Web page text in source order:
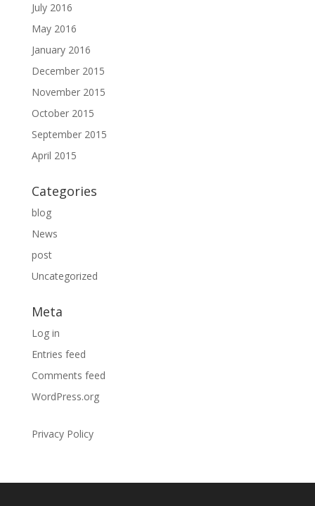
July 2016
May 2016
January 2016
December 2015
November 2015
October 2015
September 2015
April 2015
Categories
blog
News
post
Uncategorized
Meta
Log in
Entries feed
Comments feed
WordPress.org
Privacy Policy